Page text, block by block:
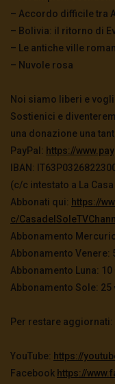
– Accordo difficile tra
– Bolivia: il ritorno di
– Le antiche ville
– Nuvole rosa
Noi siamo liberi e
Sostienici e
una donazione una
PayPal: https://
IBAN:
(c/c intestato a La
Abbonati qui: https://
c/
Abbonamento
Abbonamento Venere:
Abbonamento Luna:
Abbonamento Sole: 25
Per restare aggiornati:
YouTube: https://
Facebook https://